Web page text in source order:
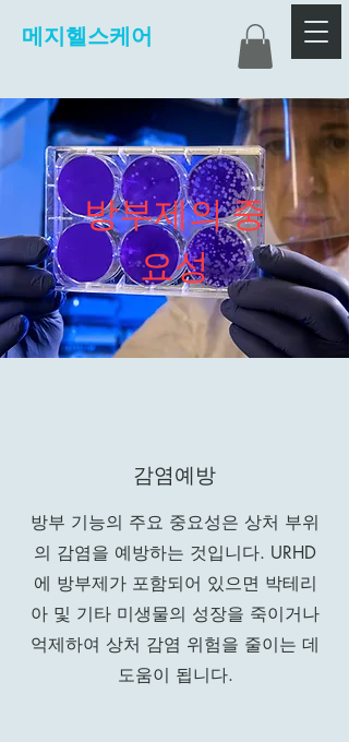
메지헬스케어
방부제의 중
요성
감염예방
방부 기능의 주요 중요성은 상처 부위
의 감염을 예방하는 것입니다. URHD
에 방부제가 포함되어 있으면 박테리
아 및 기타 미생물의 성장을 죽이거나
억제하여 상처 감염 위험을 줄이는 데
도움이 됩니다.